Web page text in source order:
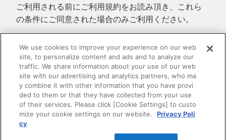
ご利用される前にご利用規約をお読み頂き、これら
の条件にご同意された場合のみご利用ください。
ご利用規約
プライバシーポリシー
特定商取引法に基づく表示
We use cookies to improve your experience on our web
site, to personalize content and ads and to analyze our
traffic. We share information about your use of our web
site with our advertising and analytics partners, who ma
y combine it with other information that you have provi
ded to them or that they have collected from your use
of their services. Please click [Cookie Settings] to custo
mize your cookie settings on our website.
Privacy Poli
cy